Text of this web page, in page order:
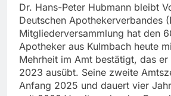
Dr. Hans-Peter Hubmann bleibt
Deutschen Apothekerverbandes
Mitgliederversammlung hat den
Apotheker aus Kulmbach heute
Mehrheit im Amt bestätigt, das er
2023 ausübt. Seine zweite
Anfang 2025 und dauert vier